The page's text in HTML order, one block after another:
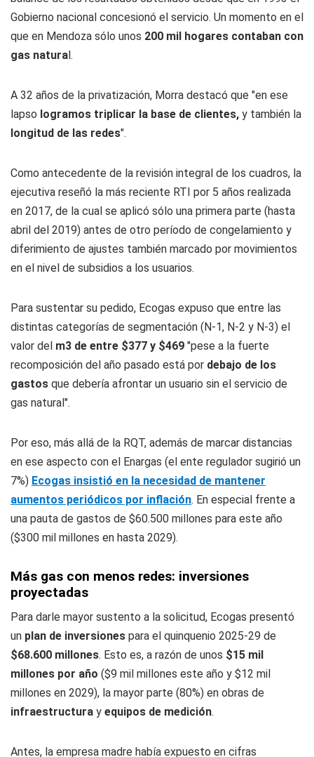
Gobierno nacional concesionó el servicio. Un momento en el
que en Mendoza sólo unos 200 mil hogares contaban con
gas natural.
A 32 años de la privatización, Morra destacó que "en ese
lapso logramos triplicar la base de clientes, y también la
longitud de las redes".
Como antecedente de la revisión integral de los cuadros, la
ejecutiva reseñó la más reciente RTI por 5 años realizada
en 2017, de la cual se aplicó sólo una primera parte (hasta
abril del 2019) antes de otro período de congelamiento y
diferimiento de ajustes también marcado por movimientos
en el nivel de subsidios a los usuarios.
Para sustentar su pedido, Ecogas expuso que entre las
distintas categorías de segmentación (N-1, N-2 y N-3) el
valor del m3 de entre $377 y $469 "pese a la fuerte
recomposición del año pasado está por debajo de los
gastos que debería afrontar un usuario sin el servicio de
gas natural".
Por eso, más allá de la RQT, además de marcar distancias
en ese aspecto con el Enargas (el ente regulador sugirió un
7%) Ecogas insistió en la necesidad de mantener
aumentos periódicos por inflación. En especial frente a
una pauta de gastos de $60.500 millones para este año
($300 mil millones en hasta 2029).
Más gas con menos redes: inversiones
proyectadas
Para darle mayor sustento a la solicitud, Ecogas presentó
un plan de inversiones para el quinquenio 2025-29 de
$68.600 millones. Esto es, a razón de unos $15 mil
millones por año ($9 mil millones este año y $12 mil
millones en 2029), la mayor parte (80%) en obras de
infraestructura y equipos de medición.
Antes, la empresa madre había expuesto en cifras